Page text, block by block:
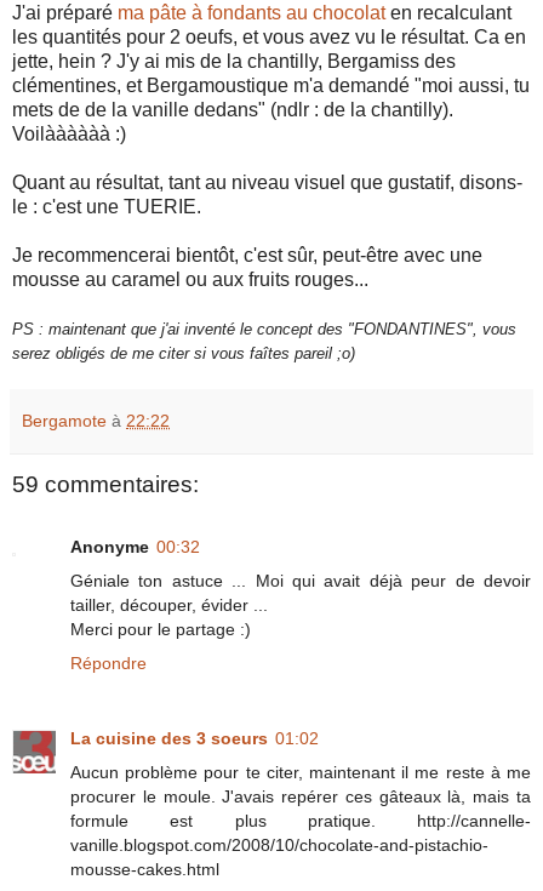
J'ai préparé ma pâte à fondants au chocolaten recalculant
les quantités pour 2 oeufs, et vous avez vu le résultat. Ca en
jette, hein ? J'y ai mis de la chantilly, Bergamiss des
clémentines, et Bergamoustique m'a demandé "moi aussi, tu
mets de de la vanille dedans" (ndlr : de la chantilly).
Voilàààààà :)
Quant au résultat, tant au niveau visuel que gustatif, disons-
le : c'est une TUERIE.
Je recommencerai bientôt, c'est sûr, peut-être avec une
mousse au caramel ou aux fruits rouges...
PS : maintenant que j'ai inventé le concept des "FONDANTINES", vous
serez obligés de me citer si vous faîtes pareil ;o)
Bergamote à 22:22
59 commentaires:
Anonyme 00:32
Géniale ton astuce ... Moi qui avait déjà peur de devoir
tailler, découper, évider ...
Merci pour le partage :)
Répondre
La cuisine des 3 soeurs 01:02
Aucun problème pour te citer, maintenant il me reste à me
procurer le moule. J'avais repérer ces gâteaux là, mais ta
formule est plus pratique. http://cannelle-
vanille.blogspot.com/2008/10/chocolate-and-pistachio-
mousse-cakes.html